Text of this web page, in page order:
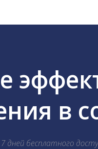
в
дней бесплатного